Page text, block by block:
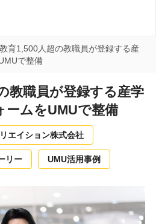
育1,500人超の教職員が登録する産
で整備
教職員が登録する産学
ームをUMUで整備
エイション株式会社
リー UMU活用事例